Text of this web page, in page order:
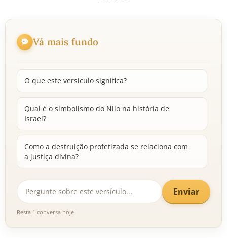
Vá mais fundo
O que este versículo significa?
Qual é o simbolismo do Nilo na história de
Israel?
Como a destruição profetizada se relaciona com
a justiça divina?
Enviar
Resta 1 conversa hoje